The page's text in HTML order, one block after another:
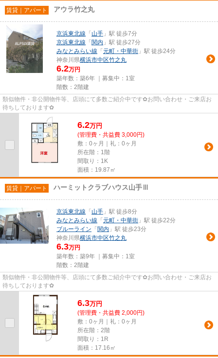
賃貸｜アパート アウラ竹之丸
京浜東北線 「 山手 」駅 徒歩7分
京浜東北線 「 関内 」駅 徒歩27分
みなとみらい線 「 元町・中華街 」駅 徒歩24分
神奈川県横浜市中区竹之丸
6.2万円
築年数：築6年 ｜募集中： 1室
階数：2階建
類似物件・非公開物件等、店頭にて多数ご紹介中です✿お問い合わせ・ご来店お
待ちしております✿
6.2万円
(管理費・共益費 3,000円)
敷：0ヶ月｜礼：0ヶ月
所在階：1階
間取り：1K
面積：19.87㎡
賃貸｜アパート ハーミットクラブハウス山手Ⅲ
京浜東北線 「 山手 」駅 徒歩8分
みなとみらい線 「 元町・中華街 」駅 徒歩22分
ブルーライン 「 関内 」駅 徒歩23分
神奈川県横浜市中区竹之丸
6.3万円
築年数：築9年 ｜募集中： 1室
階数：2階建
類似物件・非公開物件等、店頭にて多数ご紹介中です✿お問い合わせ・ご来店お
待ちしております✿
6.3万円
(管理費・共益費 2,000円)
敷：0ヶ月｜礼：0ヶ月
所在階：2階
間取り：1R
面積：17.16㎡